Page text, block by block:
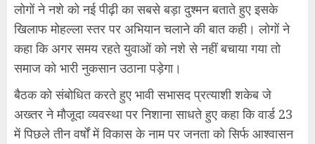
लोगों ने नशे को नई पीढ़ी का सबसे बड़ा दुश्मन बताते हुए इसके
खिलाफ मोहल्ला स्तर पर अभियान चलाने की बात कही। लोगों ने
कहा कि अगर समय रहते युवाओं को नशे से नहीं बचाया गया तो
समाज को भारी नुकसान उठाना पड़ेगा।
बैठक को संबोधित करते हुए भावी सभासद प्रत्याशी शकेब जे
अख्तर ने मौजूदा व्यवस्था पर निशाना साधते हुए कहा कि वार्ड 23
में पिछले तीन वर्षों में विकास के नाम पर जनता को सिर्फ आश्वासन